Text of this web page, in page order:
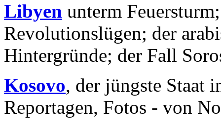
Libyen unterm
Revolutionslügen; der
Hintergründe; der Fall
Kosovo, der jüngste Staat
Reportagen, Fotos - von